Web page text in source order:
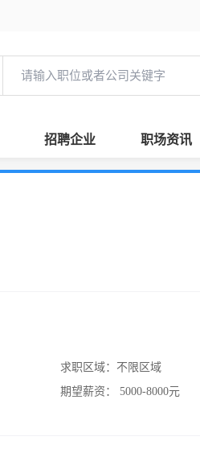
招聘企业 职场资讯
求职区域： 不限区域
期望薪资：
5000-8000元